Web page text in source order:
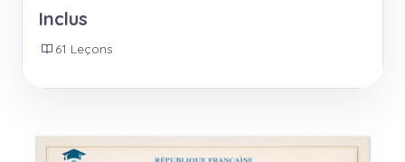
Inclus
61 Leçons